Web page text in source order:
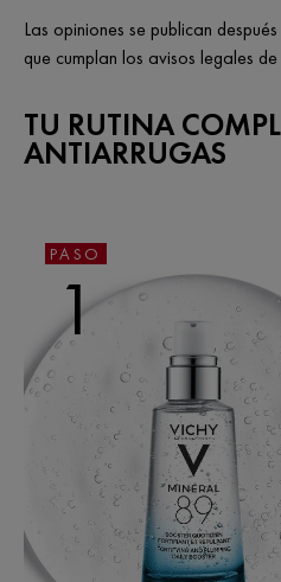
Las opiniones se publican
que cumplan los avisos legales
TU RUTINA
ANTIARRUGAS
PASO
1